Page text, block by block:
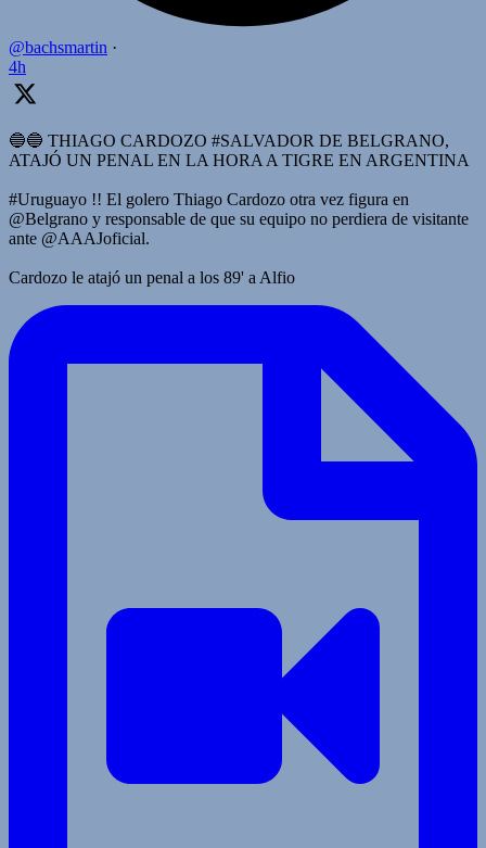
@bachsmartin ·
4h
🔵🔵 THIAGO CARDOZO #SALVADOR DE BELGRANO,
ATAJÓ UN PENAL EN LA HORA A TIGRE EN ARGENTINA
#Uruguayo !! El golero Thiago Cardozo otra vez figura en
@Belgrano y responsable de que su equipo no perdiera de visitante
ante @AAAJoficial.
Cardozo le atajó un penal a los 89' a Alfio